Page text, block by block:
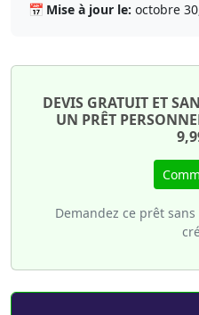
📅 Mise à jour le: octobre
DEVIS GRATUIT ET
UN PRÊT
Demandez ce prêt